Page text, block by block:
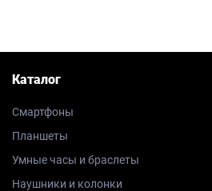
Каталог
Смартфоны
Планшеты
Умные часы и браслеты
Наушники и колонки